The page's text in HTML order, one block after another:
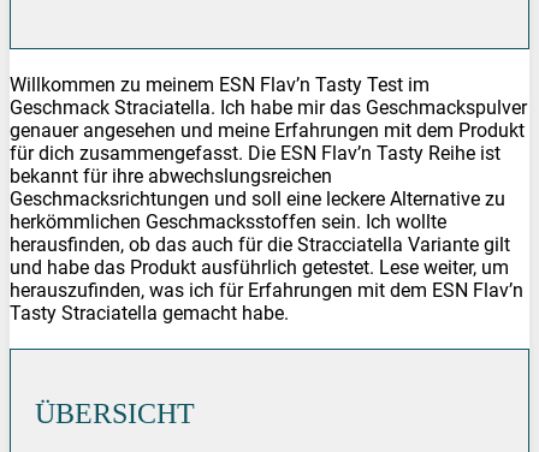
Willkommen zu meinem ESN Flav’n Tasty Test im
Geschmack Straciatella. Ich habe mir das Geschmackspulver
genauer angesehen und meine Erfahrungen mit dem Produkt
für dich zusammengefasst. Die ESN Flav’n Tasty Reihe ist
bekannt für ihre abwechslungsreichen
Geschmacksrichtungen und soll eine leckere Alternative zu
herkömmlichen Geschmacksstoffen sein. Ich wollte
herausfinden, ob das auch für die Stracciatella Variante gilt
und habe das Produkt ausführlich getestet. Lese weiter, um
herauszufinden, was ich für Erfahrungen mit dem ESN Flav’n
Tasty Straciatella gemacht habe.
ÜBERSICHT